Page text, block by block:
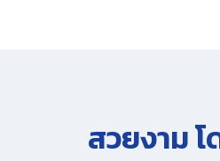
สวยงาม โ